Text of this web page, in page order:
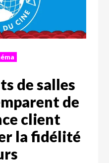
de salles
de
client
la fidélité